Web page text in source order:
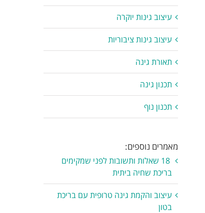
עיצוב גינות יוקרה
עיצוב גינות ציבוריות
תאורת גינה
תכנון גינה
תכנון נוף
מאמרים נוספים:
18 שאלות ותשובות לפני שמקימים
בריכת שחיה ביתית
עיצוב והקמת גינה טרופית עם בריכת
בטון